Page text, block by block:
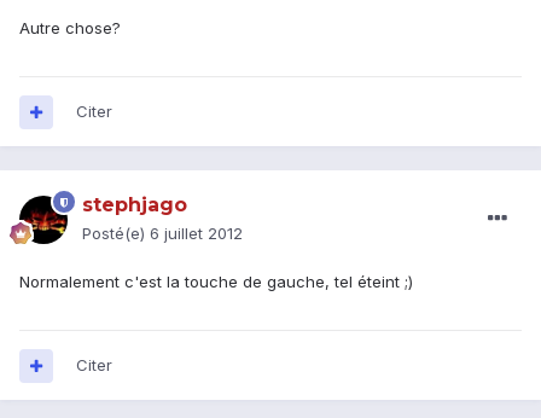
Autre chose?
Citer
stephjago
Posté(e) 6 juillet 2012
Normalement c'est la touche de gauche, tel éteint ;)
Citer